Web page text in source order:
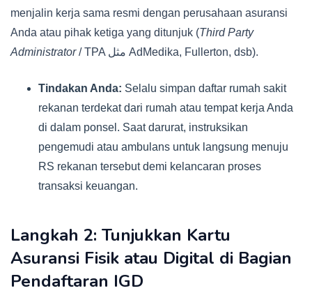
menjalin kerja sama resmi dengan perusahaan asuransi
Anda atau pihak ketiga yang ditunjuk (Third Party
Administrator
/ TPA مثل AdMedika, Fullerton, dsb).
Tindakan Anda: Selalu simpan daftar rumah sakit
rekanan terdekat dari rumah atau tempat kerja Anda
di dalam ponsel. Saat darurat, instruksikan
pengemudi atau ambulans untuk langsung menuju
RS rekanan tersebut demi kelancaran proses
transaksi keuangan.
Langkah 2: Tunjukkan Kartu
Asuransi Fisik atau Digital di Bagian
Pendaftaran IGD